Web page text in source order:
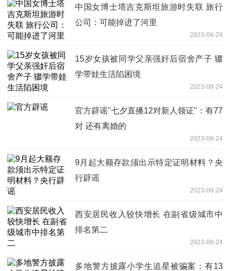
中国女博士塔吉克斯坦旅游时失联 旅行
公司：可能掉进了河里
2023-08-24
15岁女孩被同学父亲强奸后宿舍产子 辍
学带娃生活陷困境
2023-08-24
官方辟谣"七夕直播12对新人领证"：有77
对 还有离婚的
2023-08-24
9月起大额存款须出示特定证明材料？央
行辟谣
2023-08-24
西安居民收入较快增长 在副省级城市中
排名第二
2023-08-24
多地警方披露小学生追星被骗案：有13